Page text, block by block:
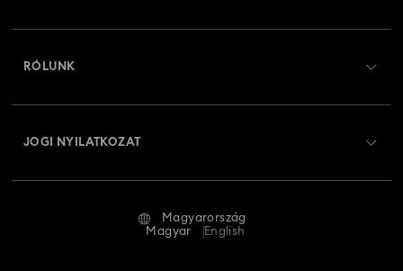
Visszaküldés és csere
Javítás állapota
RÓLUNK
JOGI NYILATKOZAT
Magyarország
Magyar
English